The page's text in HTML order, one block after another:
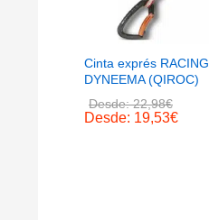
Cinta exprés RACING
DYNEEMA (QIROC)
Desde:22,98€
Desde: 19,53€